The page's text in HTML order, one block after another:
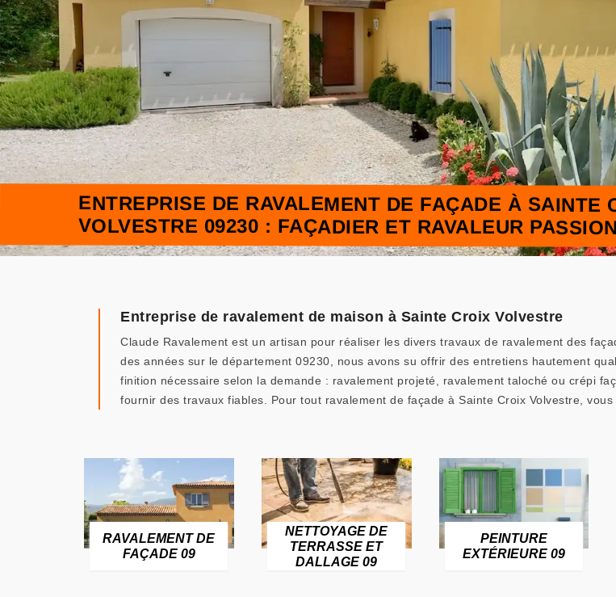
ENTREPRISE DE RAVALEMENT DE FAÇADE À SAINTE
VOLVESTRE 09230 : FAÇADIER ET RAVALEUR
Entreprise de ravalement de maison à Sainte Croix Volvestre
Claude Ravalement est un artisan pour réaliser les divers travaux de ravalement des
des années sur le département 09230, nous avons su offrir des entretiens hautement
finition nécessaire selon la demande : ravalement projeté, ravalement taloché ou crépi
fournir des travaux fiables. Pour tout ravalement de façade à Sainte Croix Volvestre, vous
RAVALEMENT DE
FAÇADE 09
NETTOYAGE DE
TERRASSE ET
DALLAGE 09
PEINTURE
EXTÉRIEURE 09